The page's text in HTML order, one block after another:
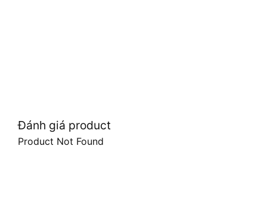
Đánh giá product
Product Not Found